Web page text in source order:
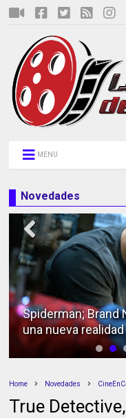
MENU
Novedades
Spiderman; Brand
una nueva realidad
Home Novedades
True